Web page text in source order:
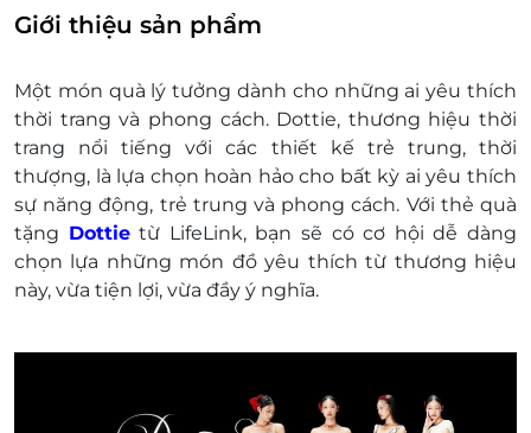
giá trị của E-Gift thì khách hàng phải thanh toán
thêm khoản chênh lệch đó.
mã thẻ quà tặng sau khi đặt mua. LifeLink sẽ
không chịu trách nhiệm hoàn trả các mã thẻ bị
mất hoặc ở trạng thái "Đã sử dụng" với bất kỳ lý
do gì.
LifeLink sẽ không chịu trách nhiệm đối với chất
lượng sản phẩm hoặc dịch vụ được cung cấp
cũng như đối với các tranh chấp về sau giữa
khách hàng và nhà cung cấp.
khoản và điều kiện sử dụng mà không thông
Giới thiệu sản phẩm
Một món quà lý tưởng dành cho những ai yêu thích
thời trang và phong cách. Dottie, thương hiệu thời
trang nổi tiếng với các thiết kế trẻ trung, thời
thượng, là lựa chọn hoàn hảo cho bất kỳ ai yêu thích
sự năng động, trẻ trung và phong cách. Với thẻ quà
tặng Dottietừ LifeLink, bạn sẽ có cơ hội dễ dàng
chọn lựa những món đồ yêu thích từ thương hiệu
này, vừa tiện lợi, vừa đầy ý nghĩa.